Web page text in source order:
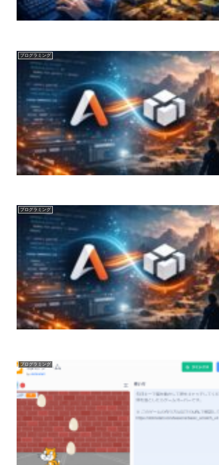
プログラミング
プログラミング
プログラミング